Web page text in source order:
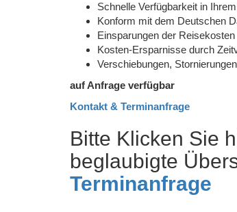
Schnelle Verfügbarkeit in
Konform mit dem Deutschen
Einsparungen der Reisekosten
Kosten-Ersparnisse durch
Verschiebungen,
auf Anfrage verfügbar
Kontakt & Terminanfrage
Bitte Klicken Sie
beglaubigte
Terminanfrage